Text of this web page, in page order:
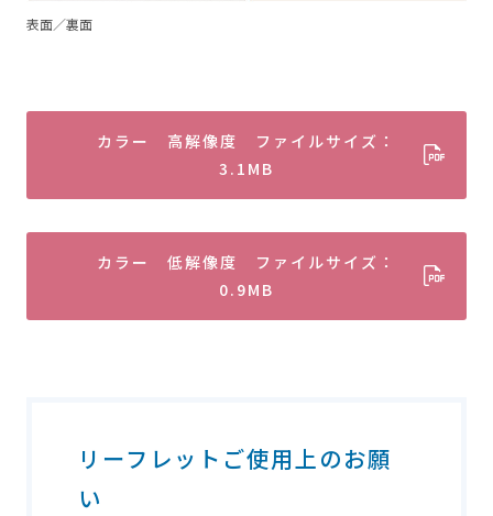
表面／裏面
カラー 高解像度 ファイルサイズ：
3.1MB
カラー 低解像度 ファイルサイズ：
0.9MB
リーフレットご使用上のお願
い